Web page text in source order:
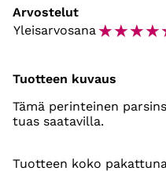
Arvostelut
Yleisarvosana ☆☆☆☆
Tuotteen kuvaus
Tämä perinteinen
tuas saatavilla.
Tuotteen koko